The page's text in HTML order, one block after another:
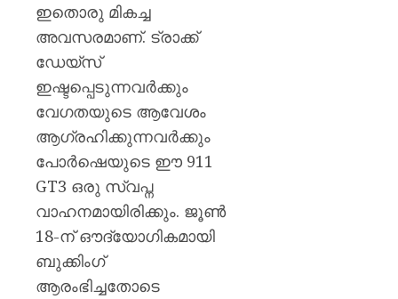
ഇതൊരു മികച്ച
അവസരമാണ്. ട്രാക്ക്
ഡേയ്സ്
ഇഷ്ടപ്പെടുന്നവർക്കും
വേഗതയുടെ ആവേശം
ആഗ്രഹിക്കുന്നവർക്കും
പോർഷെയുടെ ഈ 911
GT3 ഒരു സ്വപ്ന
വാഹനമായിരിക്കും. ജൂൺ
18-ന് ഔദ്യോഗികമായി
ബുക്കിംഗ്
ആരംഭിച്ചതോടെ